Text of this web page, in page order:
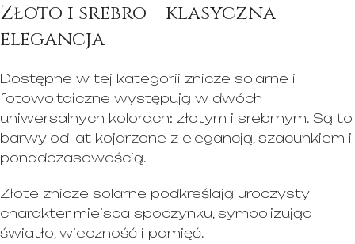
Złoto i srebro – klasyczna
elegancja
Dostępne w tej kategorii znicze solarne i
fotowoltaiczne występują w dwóch
uniwersalnych kolorach: złotym i srebrnym. Są to
barwy od lat kojarzone z elegancją, szacunkiem i
ponadczasowością.
Złote znicze solarne podkreślają uroczysty
charakter miejsca spoczynku, symbolizując
światło, wieczność i pamięć.